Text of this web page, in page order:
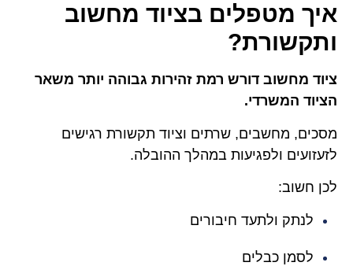
איך מטפלים בציוד מחשוב
ותקשורת?
ציוד מחשוב דורש רמת זהירות גבוהה יותר משאר
הציוד המשרדי.
מסכים, מחשבים, שרתים וציוד תקשורת רגישים
לזעזועים ולפגיעות במהלך ההובלה.
לכן חשוב:
לנתק ולתעד חיבורים
לסמן כבלים